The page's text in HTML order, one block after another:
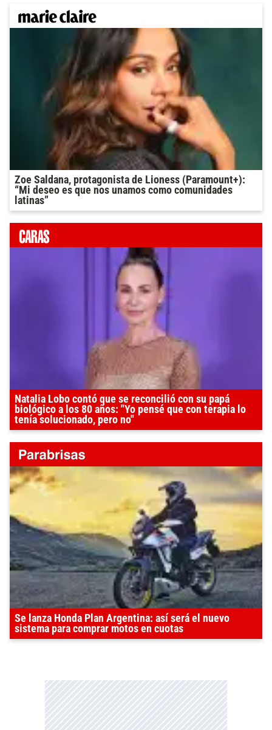
Zoe Saldana, protagonista de Lioness (Paramount+):
“Mi deseo es que nos unamos como comunidades
latinas”
Natalia Lobo contó que se reconcilió con su papá
biológico a los 80 años: "Yo pensé que con terapia lo
tenía solucionado, pero no"
Se lanza Honda Plan Argentina: así será el nuevo
sistema para comprar motos en cuotas